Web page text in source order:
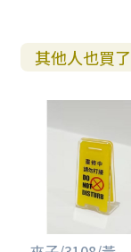
其他人也買了